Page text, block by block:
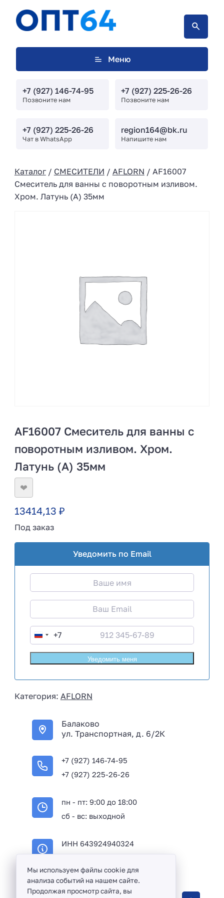
Меню
+7 (927) 146-74-95
Позвоните нам
+7 (927) 225-26-26
Позвоните нам
+7 (927) 225-26-26
Чат в WhatsApp
region164@bk.ru
Напишите нам
Каталог/ СМЕСИТЕЛИ / AFLORN / AF16007
Смеситель для ванны с поворотным изливом.
Хром. Латунь (А) 35мм
AF16007 Смеситель для ванны с
поворотным изливом. Хром.
Латунь (А) 35мм
❤
13414,13 ₽
Под заказ
Уведомить по Email
R
u
s
a
7
+7
Категория: AFLORN
Балаково
ул. Транспортная, д. 6/2К
+7 (927) 146-74-95
+7 (927) 225-26-26
пн - пт: 9:00 до 18:00
сб - вс: выходной
ИНН 643924940324
Мы используем файлы cookie для
анализа событий на нашем сайте.
Продолжая просмотр сайта, вы